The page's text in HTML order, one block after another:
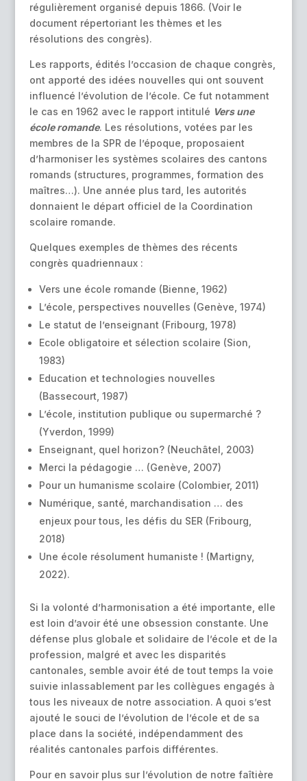
régulièrement organisé depuis 1866. (Voir le
document répertoriant les thèmes et les
résolutions des congrès).
Les rapports, édités l’occasion de chaque congrès,
ont apporté des idées nouvelles qui ont souvent
influencé l’évolution de l’école. Ce fut notamment
le cas en 1962 avec le rapport intitulé Vers une
école romande. Les résolutions, votées par les
membres de la SPR de l’époque, proposaient
d’harmoniser les systèmes scolaires des cantons
romands (structures, programmes, formation des
maîtres…). Une année plus tard, les autorités
donnaient le départ officiel de la Coordination
scolaire romande.
Quelques exemples de thèmes des récents
congrès quadriennaux :
Vers une école romande (Bienne, 1962)
L’école, perspectives nouvelles (Genève, 1974)
Le statut de l’enseignant (Fribourg, 1978)
Ecole obligatoire et sélection scolaire (Sion,
1983)
Education et technologies nouvelles
(Bassecourt, 1987)
L’école, institution publique ou supermarché ?
(Yverdon, 1999)
Enseignant, quel horizon? (Neuchâtel, 2003)
Merci la pédagogie … (Genève, 2007)
Pour un humanisme scolaire (Colombier, 2011)
Numérique, santé, marchandisation … des
enjeux pour tous, les défis du SER (Fribourg,
2018)
Une école résolument humaniste ! (Martigny,
2022).
Si la volonté d’harmonisation a été importante, elle
est loin d’avoir été une obsession constante. Une
défense plus globale et solidaire de l’école et de la
profession, malgré et avec les disparités
cantonales, semble avoir été de tout temps la voie
suivie inlassablement par les collègues engagés à
tous les niveaux de notre association. A quoi s’est
ajouté le souci de l’évolution de l’école et de sa
place dans la société, indépendamment des
réalités cantonales parfois différentes.
Pour en savoir plus sur l’évolution de notre faîtière